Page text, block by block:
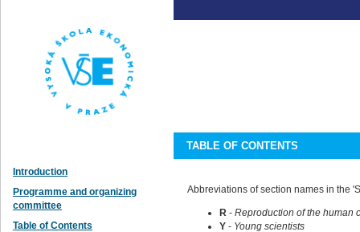
Introduction
Programme and organizing
committee
Table of Contents
TABLE OF CONTENTS
Abbreviations of section names in the
R- Reproduction of the human
Y- Young scientists